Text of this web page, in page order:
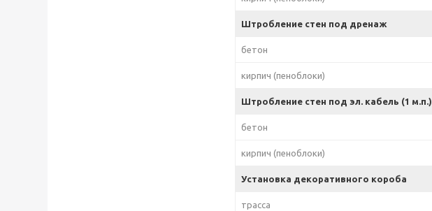
Штробление стен под дренаж
бетон
кирпич (пеноблоки)
Штробление стен под эл. кабель (1 м.п.)
бетон
кирпич (пеноблоки)
Установка декоративного короба
трасса